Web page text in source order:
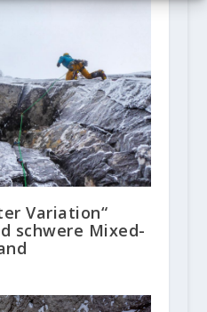
Variation“
schwere Mixed-